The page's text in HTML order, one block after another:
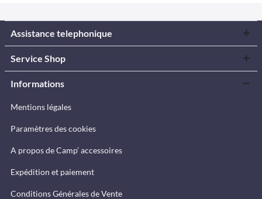
Assistance telephonique
Service Shop
Informations
Mentions légales
Paramètres des cookies
A propos de Camp’ accessoires
Expédition et paiement
Conditions Générales de Vente